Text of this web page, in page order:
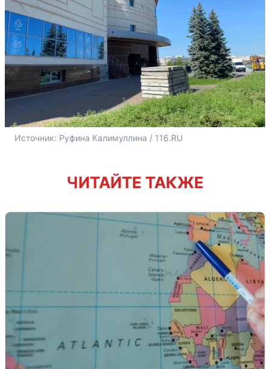
Источник: Руфина Калимуллина / 116.RU
ЧИТАЙТЕ ТАКЖЕ